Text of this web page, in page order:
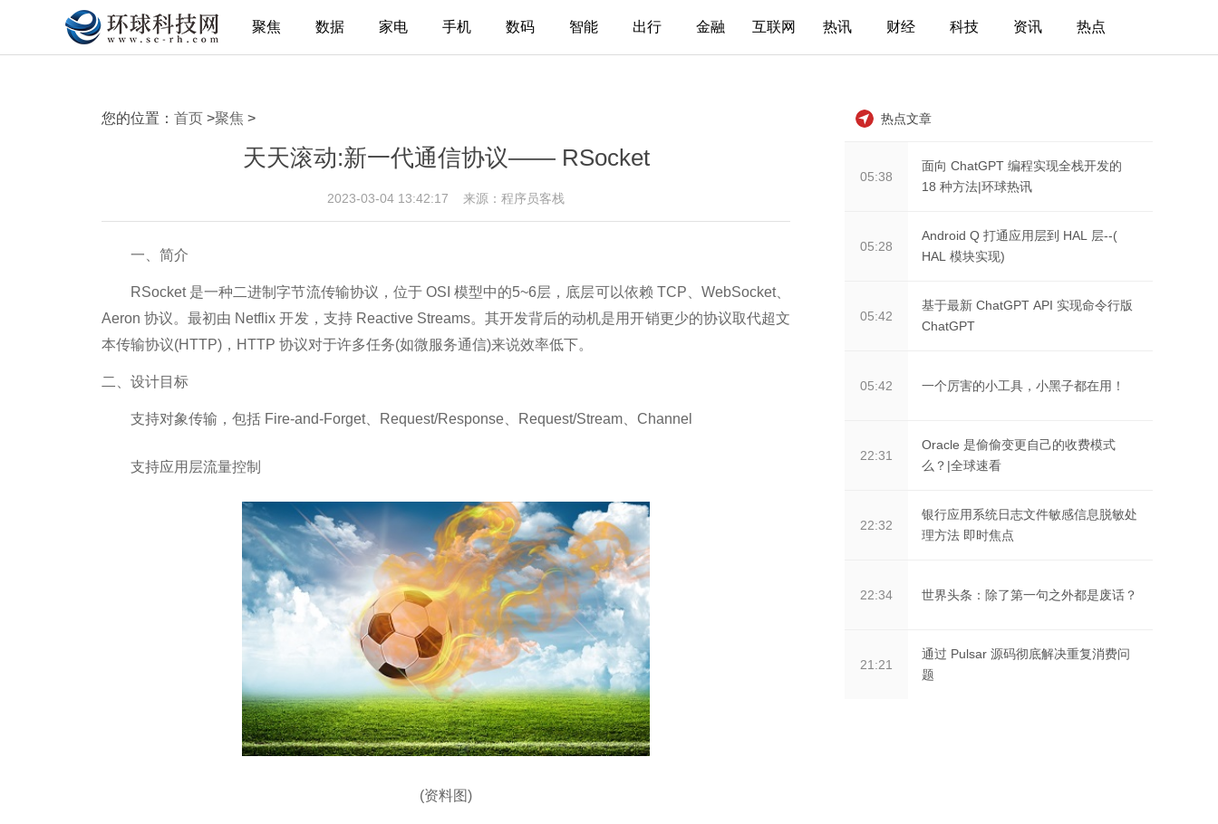
聚焦 数据 家电 手机 数码 智能 出行 金融 互联网 热讯 财经 科技 资讯 热点
您的位置： 首页 >聚焦 >
天天滚动:新一代通信协议—— RSocket
2023-03-04 13:42:17 来源：程序员客栈
一、简介
RSocket 是一种二进制字节流传输协议，位于 OSI 模型中的5~6层，底层可以依赖 TCP、WebSocket、
Aeron 协议。最初由 Netflix 开发，支持 Reactive Streams。其开发背后的动机是用开销更少的协议取代超文
本传输协议(HTTP)，HTTP 协议对于许多任务(如微服务通信)来说效率低下。
二、设计目标
支持对象传输，包括 Fire-and-Forget、Request/Response、Request/Stream、Channel
支持应用层流量控制
(资料图)
热点文章
05:38
面向 ChatGPT 编程实现全栈开发的
18 种方法|环球热讯
05:28
Android Q 打通应用层到 HAL 层--(
HAL 模块实现)
05:42
基于最新 ChatGPT API 实现命令行版
ChatGPT
05:42 一个厉害的小工具，小黑子都在用！
22:31
Oracle 是偷偷变更自己的收费模式
么？|全球速看
22:32
银行应用系统日志文件敏感信息脱敏处
理方法 即时焦点
22:34 世界头条：除了第一句之外都是废话？
21:21
通过 Pulsar 源码彻底解决重复消费问
题